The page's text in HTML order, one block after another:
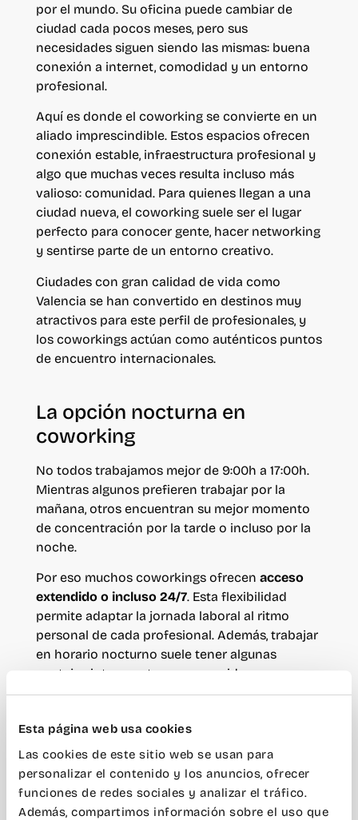
Esta página web usa cookies
Las cookies de este sitio web se usan para
personalizar el contenido y los anuncios, ofrecer
funciones de redes sociales y analizar el tráfico.
Además, compartimos información sobre el uso que
por el mundo. Su oficina puede cambiar de
ciudad cada pocos meses, pero sus
necesidades siguen siendo las mismas: buena
conexión a internet, comodidad y un entorno
profesional.
Aquí es donde el coworking se convierte en un
aliado imprescindible. Estos espacios ofrecen
conexión estable, infraestructura profesional y
algo que muchas veces resulta incluso más
valioso: comunidad. Para quienes llegan a una
ciudad nueva, el coworking suele ser el lugar
perfecto para conocer gente, hacer networking
y sentirse parte de un entorno creativo.
Ciudades con gran calidad de vida como
Valencia se han convertido en destinos muy
atractivos para este perfil de profesionales, y
los coworkings actúan como auténticos puntos
de encuentro internacionales.
La opción nocturna en
coworking
No todos trabajamos mejor de 9:00h a 17:00h.
Mientras algunos prefieren trabajar por la
mañana, otros encuentran su mejor momento
de concentración por la tarde o incluso por la
noche.
Por eso muchos coworkings ofrecen acceso
extendido o incluso 24/7. Esta flexibilidad
permite adaptar la jornada laboral al ritmo
personal de cada profesional. Además, trabajar
en horario nocturno suele tener algunas
ventajas interesantes: menos ruido, menos
distracciones y una sensación de calma que
que trabajan con clientes internacionales, esta
flexibilidad horaria puede resultar
especialmente útil.